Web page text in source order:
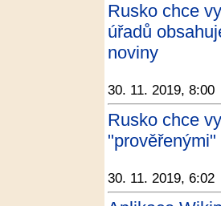
Rusko chce
úřadů
noviny
30. 11. 2019, 8:00
Rusko chce
30. 11. 2019, 6:02